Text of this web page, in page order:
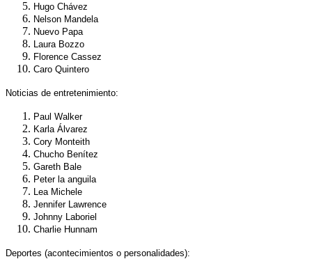
Hugo Chávez
Nelson Mandela
Nuevo Papa
Laura Bozzo
Florence Cassez
Caro Quintero
Noticias de entretenimiento:
Paul Walker
Karla Álvarez
Cory Monteith
Chucho Benítez
Gareth Bale
Peter la anguila
Lea Michele
Jennifer Lawrence
Johnny Laboriel
Charlie Hunnam
Deportes (acontecimientos o personalidades):